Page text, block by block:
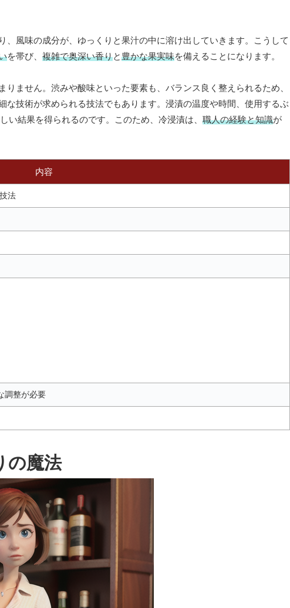
風味の成分が、ゆっくりと果汁の中に溶け出していきます。こうして
を帯び、 複雑で奥深い香りと豊かな果実味を備えることになります。
ません。渋みや酸味といった要素も、バランス良く整えられるため、
な技術が求められる技法でもあります。浸漬の温度や時間、使用するぶ
い結果を得られるのです。このため、冷浸漬は、 職人の経験と知識が
内容
法
調整が必要
の魔法